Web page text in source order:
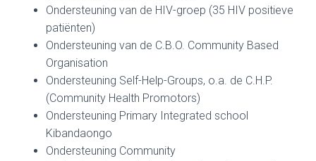
Ondersteuning van de HIV-groep (35 HIV positieve
patiënten)
Ondersteuning van de C.B.O. Community Based
Organisation
Ondersteuning Self-Help-Groups, o.a. de C.H.P.
(Community Health Promotors)
Ondersteuning Primary Integrated school
Kibandaongo
Ondersteuning Community